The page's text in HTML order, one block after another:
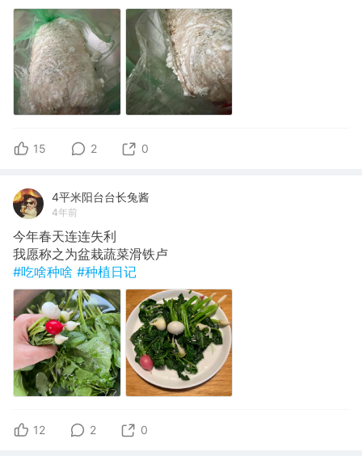
15 2 0
4平米阳台台长兔酱
4年前
今年春天连连失利
我愿称之为盆栽蔬菜滑铁卢
#吃啥种啥 #种植日记
12 2 0